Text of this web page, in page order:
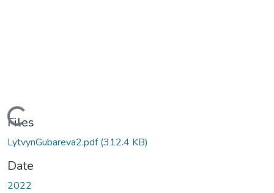
Loading...
Files
LytvynGubareva2.pdf(312.4 KB)
Date
2022